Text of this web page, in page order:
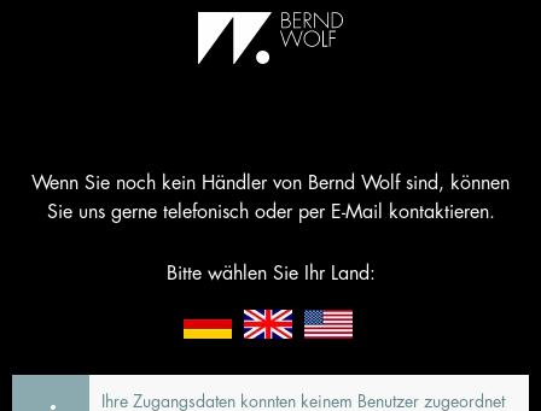
Wenn Sie noch kein Händler von Bernd Wolf sind, können
Sie uns gerne telefonisch oder per E-Mail kontaktieren.
Bitte wählen Sie Ihr Land:
Ihre Zugangsdaten konnten keinem Benutzer zugeordnet